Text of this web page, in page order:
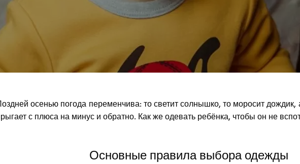
осенью погода переменчива: то светит солнышко, то моросит дождик,
с плюса на минус и обратно. Как же одевать ребёнка, чтобы он не
Основные правила выбора одежды